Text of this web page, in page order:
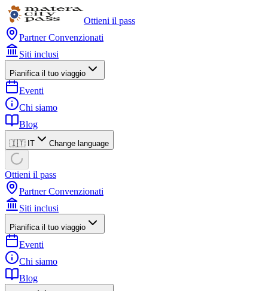
Ottieni il pass
Partner Convenzionati
Siti inclusi
Pianifica il tuo viaggio
Eventi
Chi siamo
Blog
🇮🇹 IT Change language
Ottieni il pass
Partner Convenzionati
Siti inclusi
Pianifica il tuo viaggio
Eventi
Chi siamo
Blog